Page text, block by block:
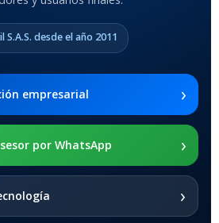
COMPATIBLES
2021 SM-x200 / Samsung
Galaxy Tab A8 10.5 2021 SM-
x205
SOPORTE DE APOYO
desde el año 2011
empresarial ›
por WhatsApp ›
›